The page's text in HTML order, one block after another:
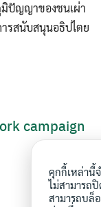
มิปัญญาของชนเผ่า
รสนับสนุนอธิปไตย
campaign
คุกกี้เหล่านี้
ไม่สามารถ
สามารถบล็